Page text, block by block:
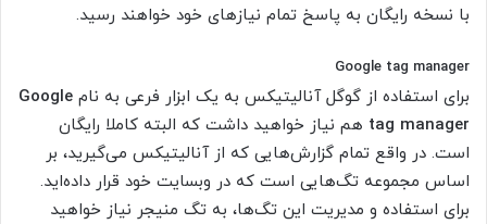
با نسخه رایگان به پاسخ تمام نیازهای خود خواهند رسید.
Google tag manager
برای استفاده از گوگل آنالیتیکس به یک ابزار فرعی به نام Google
tag manager هم نیاز خواهید داشت که البته کاملا رایگان
است. در واقع تمام گزارش‌هایی که از آنالیتیکس می‌گیرید، بر
اساس مجموعه تگ‌هایی است که در وبسایت خود قرار داده‌اید.
برای استفاده و مدیریت این تگ‌ها، به تگ منیجر نیاز خواهید